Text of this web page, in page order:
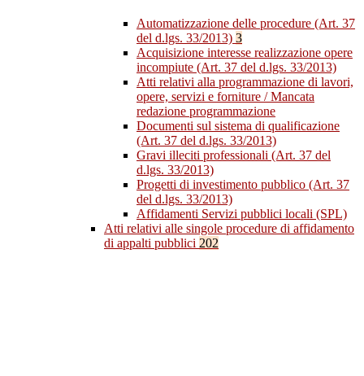
Automatizzazione delle procedure (Art. 37
del d.lgs. 33/2013) 3
Acquisizione interesse realizzazione opere
incompiute (Art. 37 del d.lgs. 33/2013)
Atti relativi alla programmazione di lavori,
opere, servizi e forniture / Mancata
redazione programmazione
Documenti sul sistema di qualificazione
(Art. 37 del d.lgs. 33/2013)
Gravi illeciti professionali (Art. 37 del
d.lgs. 33/2013)
Progetti di investimento pubblico (Art. 37
del d.lgs. 33/2013)
Affidamenti Servizi pubblici locali (SPL)
Atti relativi alle singole procedure di affidamento
di appalti pubblici 202